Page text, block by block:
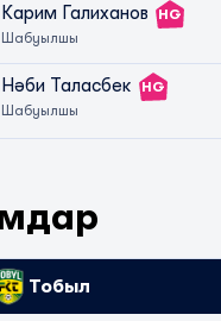
Карим Галиханов
Шабуылшы
HG
Нәби Таласбек
Шабуылшы
HG
Тобыл